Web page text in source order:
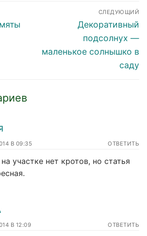
СЛЕДУЮЩИЙ
Следующая
запись:
Декоративный
подсолнух —
маленькое солнышко в
саду
В 09:35 ОТВЕТИТЬ
участке нет кротов, но статья
В 12:09 ОТВЕТИТЬ